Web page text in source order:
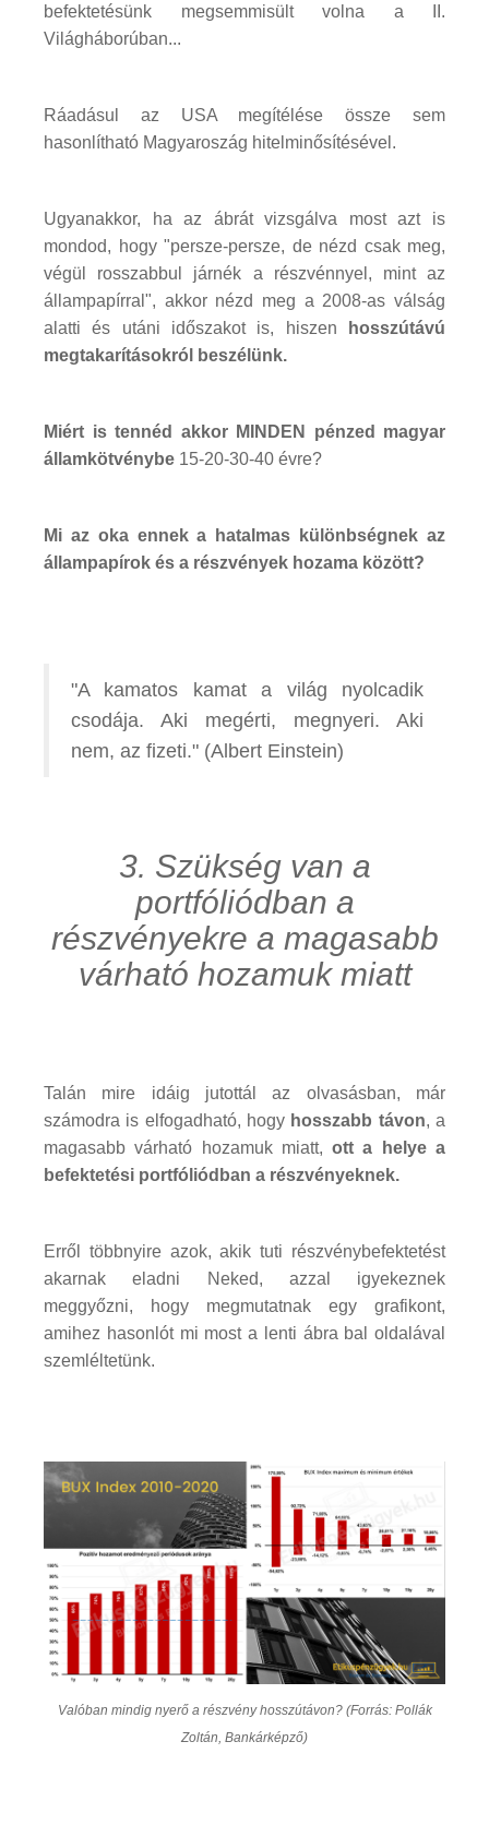
befektetésünk megsemmisült volna a II.
Világháborúban...
Ráadásul az USA megítélése össze sem
hasonlítható Magyaroszág hitelminősítésével.
Ugyanakkor, ha az ábrát vizsgálva most azt is
mondod, hogy "persze-persze, de nézd csak meg,
végül rosszabbul járnék a részvénnyel, mint az
állampapírral", akkor nézd meg a 2008-as válság
alatti és utáni időszakot is, hiszen
hosszútávú
megtakarításokról beszélünk.
Miért is tennéd akkor MINDEN pénzed magyar
államkötvénybe 15-20-30-40 évre?
Mi az oka ennek a hatalmas különbségnek az
állampapírok és a részvények hozama között?
"A kamatos kamat a világ nyolcadik
csodája. Aki megérti, megnyeri. Aki
nem, az fizeti." (Albert Einstein)
3. Szükség van a
portfóliódban a
részvényekre a magasabb
várható hozamuk miatt
Talán mire idáig jutottál az olvasásban, már
számodra is elfogadható, hogy hosszabb távon, a
magasabb várható hozamuk miatt,ott a helye a
befektetési portfóliódban a részvényeknek.
Erről többnyire azok, akik tuti részvénybefektetést
akarnak eladni Neked, azzal igyekeznek
meggyőzni, hogy megmutatnak egy grafikont,
amihez hasonlót mi most a lenti ábra bal oldalával
szemléltetünk.
Valóban mindig nyerő a részvény hosszútávon? (Forrás: Pollák
Zoltán, Bankárképző)